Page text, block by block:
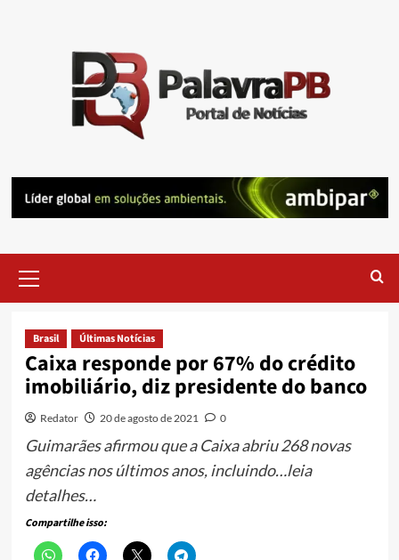
Menu
Brasil Últimas Notícias
Caixa responde por 67% do crédito
imobiliário, diz presidente do banco
Redator 20 de agosto de 2021 0
Guimarães afirmou que a Caixa abriu 268 novas
agências nos últimos anos, incluindo…leia
detalhes…
Compartilhe isso: